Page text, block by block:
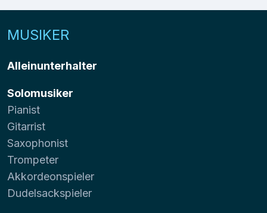
MUSIKER
Alleinunterhalter
Solomusiker
Pianist
Gitarrist
Saxophonist
Trompeter
Akkordeonspieler
Dudelsackspieler